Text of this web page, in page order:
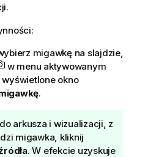
migawkę na slajdzie,
w menu aktywowanym
okno
.
arkusza i wizualizacji, z
migawka, kliknij
. W efekcie uzyskuje